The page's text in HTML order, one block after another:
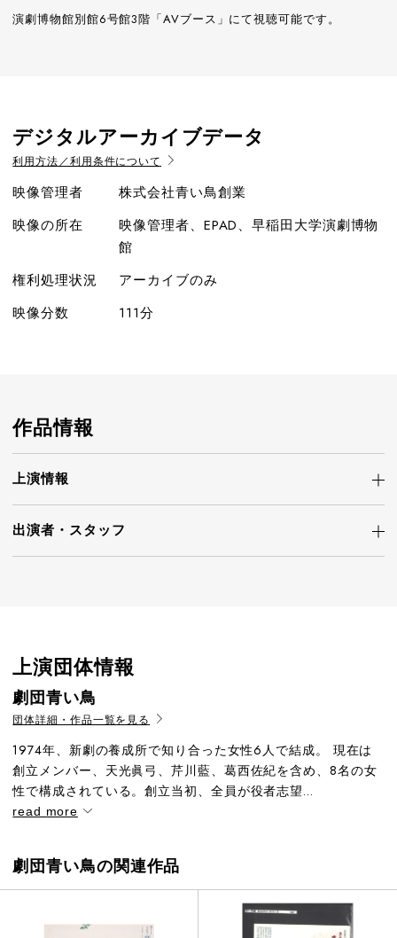
演劇博物館別館6号館3階「AVブース」にて視聴可能です。
デジタルアーカイブデータ
利用方法／利用条件について
映像管理者
株式会社青い鳥創業
映像の所在
映像管理者、EPAD、早稲田大学演劇博物
館
権利処理状況
アーカイブのみ
映像分数
111分
作品情報
上演情報
出演者・ スタッフ
上演団体情報
劇団青い鳥
団体詳細・作品一覧を見る
1974年、新劇の養成所で知り合った女性6人で結成。 現在は
創立メンバー、天光眞弓、芹川藍、葛西佐紀を含め、8名の女
性で構成されている。創立当初、全員が役者志望...
read more
劇団青い鳥の関連作品